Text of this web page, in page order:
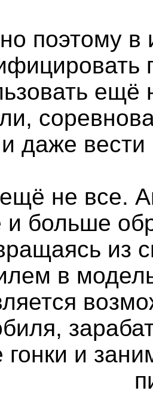
поэтому в
и даже
не все.
больше
из
в
гонки и